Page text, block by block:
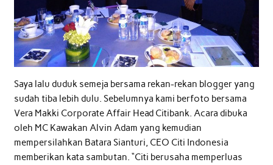
Saya lalu duduk semeja bersama rekan-rekan blogger yang
sudah tiba lebih dulu. Sebelumnya kami berfoto bersama
Vera Makki Corporate Affair Head Citibank. Acara dibuka
oleh MC Kawakan Alvin Adam yang kemudian
mempersilahkan Batara Sianturi, CEO Citi Indonesia
memberikan kata sambutan. “Citi berusaha memperluas